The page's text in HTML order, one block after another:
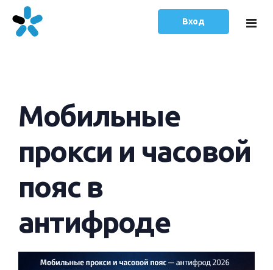
Тарифы
Русский
English
Вход
Мобильные
прокси и часовой
пояс в
антифроде